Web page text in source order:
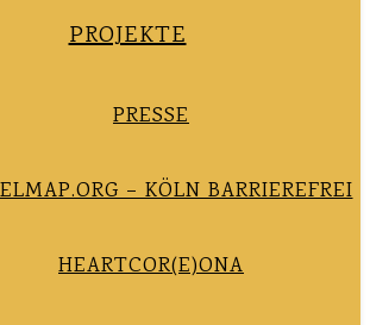
PROJEKTE
PRESSE
– KÖLN BARRIEREFREI
HEARTCOR(E)ONA